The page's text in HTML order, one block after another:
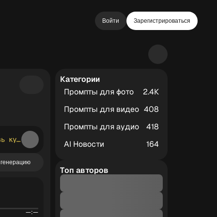
Войти Зарегистрироваться
Текст должен быть образным, кинематографичным и запоминающимся. Добавь куплеты, припев и бридж. Припев должен быть эмоциональным и легко напеваться. Используй мотивы ночного шоссе, ветра, фар, тишины, звёзд и внутренней свободы.
—:—
Категории
Промпты для фото
2.4К
Промпты для видео 408
Промпты для аудио
418
AI Новости
164
Топ авторов